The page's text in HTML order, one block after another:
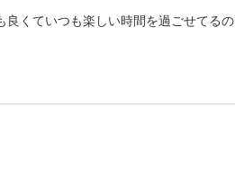
くていつも楽しい時間を過ごせてるの